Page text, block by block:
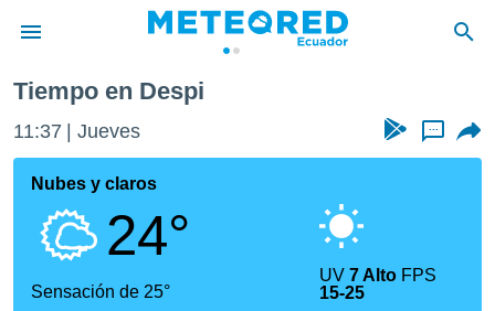
de
ha
calidad.
a este
Tiempo en Despi
11:37 Jueves ...
Nubes y claros
24°
Sensación de 25°
UV7 Alto FPS
15-25